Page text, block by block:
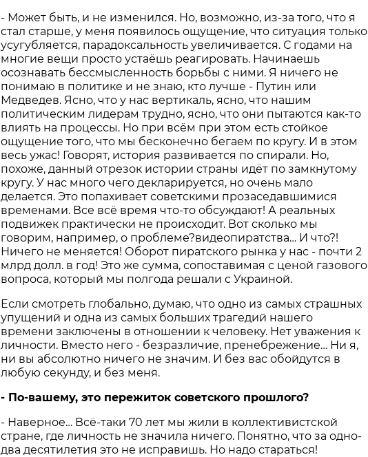
- Может быть, и не изменился. Но, возможно, из-за того, что я
стал старше, у меня появилось ощущение, что ситуация только
усугубляется, парадоксальность увеличивается. С годами на
многие вещи просто устаёшь реагировать. Начинаешь
осознавать бессмысленность борьбы с ними. Я ничего не
понимаю в политике и не знаю, кто лучше - Путин или
Медведев. Ясно, что у нас вертикаль, ясно, что нашим
политическим лидерам трудно, ясно, что они пытаются как-то
влиять на процессы. Но при всём при этом есть стойкое
ощущение того, что мы бесконечно бегаем по кругу. И в этом
весь ужас! Говорят, история развивается по спирали. Но,
похоже, данный отрезок истории страны идёт по замкнутому
кругу. У нас много чего декларируется, но очень мало
делается. Это попахивает советскими прозаседавшимися
временами. Все всё время что-то обсуждают! А реальных
подвижек практически не происходит. Вот сколько мы
говорим, например, о проблеме?видеопиратства… И что?!
Ничего не меняется! Оборот пиратского рынка у нас - почти 2
млрд долл. в год! Это же сумма, сопоставимая с ценой газового
вопроса, который мы полгода решали с Украиной.
Если смотреть глобально, думаю, что одно из самых страшных
упущений и одна из самых больших трагедий нашего
времени заключены в отношении к человеку. Нет уважения к
личности. Вместо него - безразличие, пренебрежение… Ни я,
ни вы абсолютно ничего не значим. И без вас обойдутся в
любую секунду, и без меня.
- По-вашему, это пережиток советского прошлого?
- Наверное… Всё-таки 70 лет мы жили в коллективистской
стране, где личность не значила ничего. Понятно, что за одно-
два десятилетия это не исправишь. Но надо стараться!